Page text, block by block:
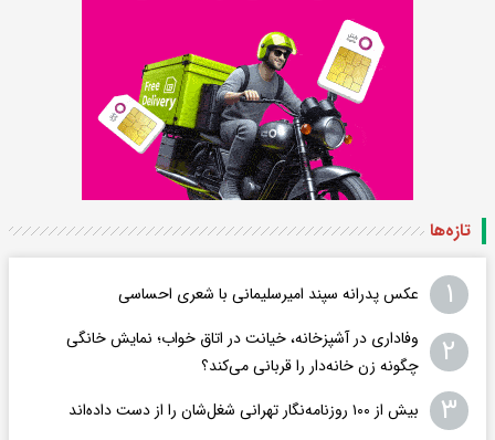
تازه‌ها
۱ عکس پدرانه سپند امیرسلیمانی با شعری احساسی
۲
وفاداری در آشپزخانه، خیانت در اتاق خواب؛ نمایش خانگی
چگونه زن خانه‌دار را قربانی می‌کند؟
۳ بیش از ۱۰۰ روزنامه‌نگار تهرانی شغل‌شان را از دست داده‌اند